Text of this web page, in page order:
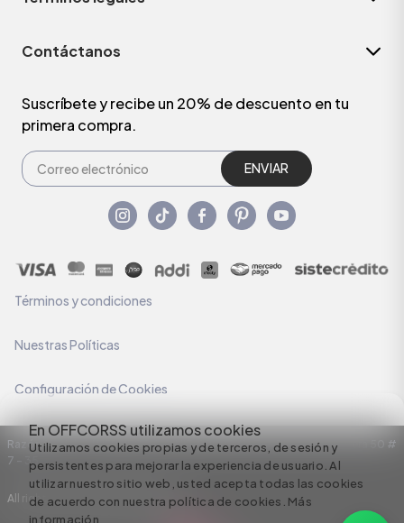
En OFFCORSS utilizamos cookies
Utilizamos cookies propias y de terceros, de sesión y
persistentes para mejorar la experiencia de usuario. Al
utilizar nuestro sitio web, usted acepta todas las cookies
de acuerdo con nuestra política de cookies. Más
información
Contáctanos
Suscríbete y recibe un 20% de descuento en tu
primera compra.
ENVIAR
Términos y condiciones
Nuestras Políticas
Configuración de Cookies
Razón Social: C.I HERMECO S.A. NIT: 890924167-6 Dirección: Carrera 50 #
7 – 35
All rights reserved empowered by